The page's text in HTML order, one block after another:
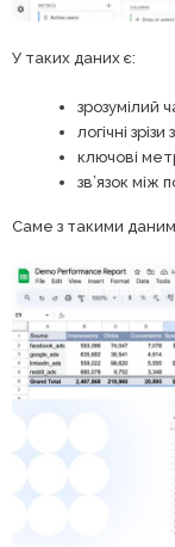
У таких даних є:
зрозумілий
логічні
ключові
зв’язок між
Саме з такими